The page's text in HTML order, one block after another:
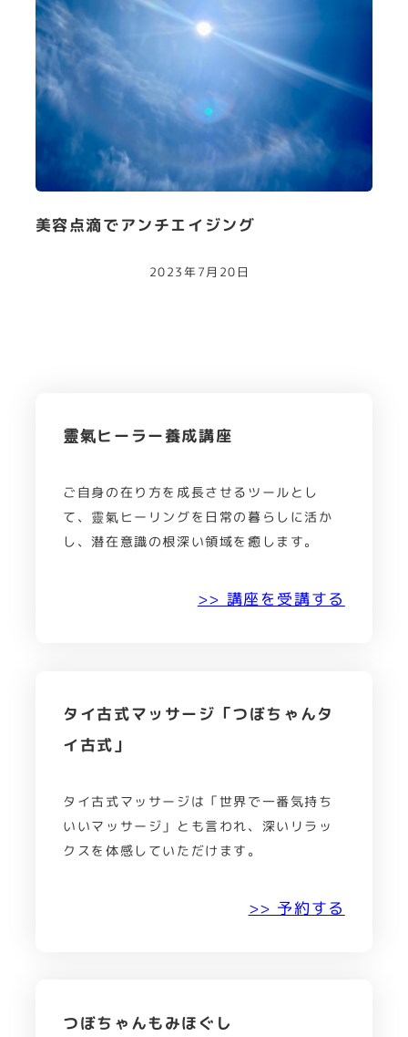
美容点滴でアンチエイジング
2023年7月20日
靈氣ヒーラー養成講座
ご自身の在り方を成長させるツールとし
て、靈氣ヒーリングを日常の暮らしに活か
し、潜在意識の根深い領域を癒します。
>> 講座を受講する
タイ古式マッサージ「つぼちゃんタ
イ古式」
タイ古式マッサージは「世界で一番気持ち
いいマッサージ」とも言われ、深いリラッ
クスを体感していただけます。
>> 予約する
つぼちゃんもみほぐし